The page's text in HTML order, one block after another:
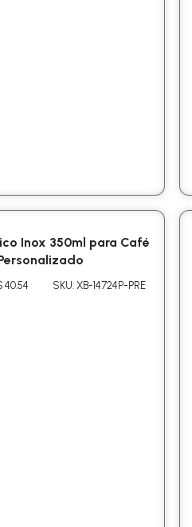
Inox 350ml para Café
40.54 SKU: XB-14724P-PRE